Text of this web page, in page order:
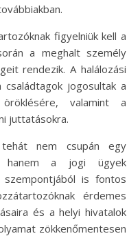
figyelniük kell a
a meghalt személy
rendezik. A halálozási
családtagok jogosultak a
valamint a
juttatásokra.
tehát nem csupán egy
hanem a jogi ügyek
is fontos
érdemes
és a helyi hivatalok
zökkenőmentesen